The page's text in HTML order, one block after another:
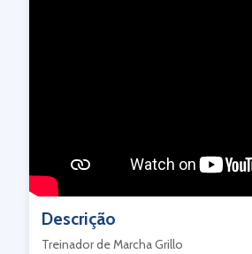
Descrição
Treinador de Marcha Grillo